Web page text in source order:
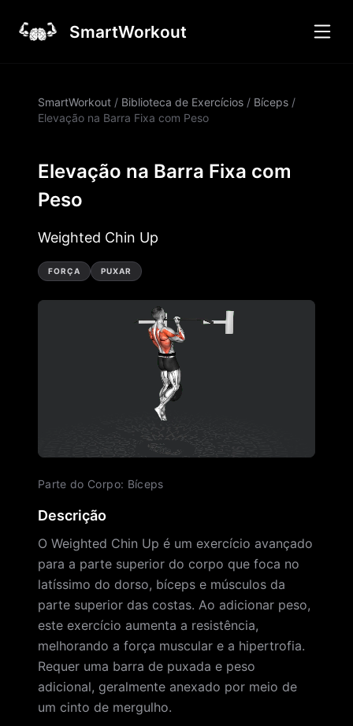
SmartWorkout
SmartWorkout / Biblioteca de Exercícios / Bíceps /
Elevação na Barra Fixa com Peso
Elevação na Barra Fixa com
Peso
Weighted Chin Up
FORÇA PUXAR
Parte do Corpo: Bíceps
Descrição
O Weighted Chin Up é um exercício avançado
para a parte superior do corpo que foca no
latíssimo do dorso, bíceps e músculos da
parte superior das costas. Ao adicionar peso,
este exercício aumenta a resistência,
melhorando a força muscular e a hipertrofia.
Requer uma barra de puxada e peso
adicional, geralmente anexado por meio de
um cinto de mergulho.